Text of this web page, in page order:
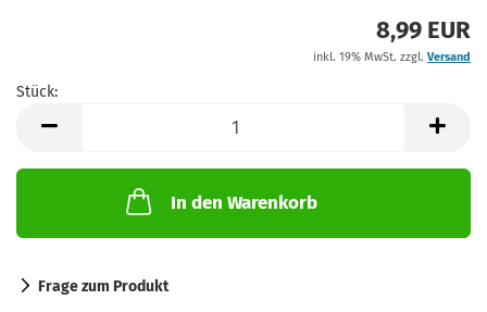
8,99 EUR
inkl. 19% MwSt. zzgl. Versand
Stück:
In den Warenkorb
Frage zum Produkt